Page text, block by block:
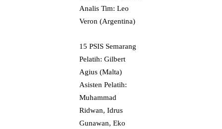
Analis Tim: Leo
Veron (Argentina)
15 PSIS Semarang
Pelatih: Gilbert
Agius (Malta)
Asisten Pelatih:
Muhammad
Ridwan, Idrus
Gunawan, Eko